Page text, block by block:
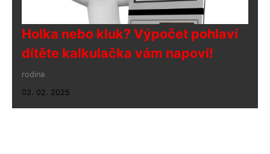
Holka nebo kluk? Výpočet pohlaví
dítěte kalkulačka vám napoví!
rodina
02. 02. 2025